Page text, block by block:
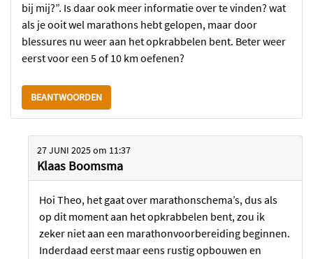
bij mij?”. Is daar ook meer informatie over te vinden? wat
als je ooit wel marathons hebt gelopen, maar door
blessures nu weer aan het opkrabbelen bent. Beter weer
eerst voor een 5 of 10 km oefenen?
BEANTWOORDEN
27 JUNI 2025om 11:37
Klaas Boomsma
Hoi Theo, het gaat over marathonschema’s, dus als
op dit moment aan het opkrabbelen bent, zou ik
zeker niet aan een marathonvoorbereiding beginnen.
Inderdaad eerst maar eens rustig opbouwen en